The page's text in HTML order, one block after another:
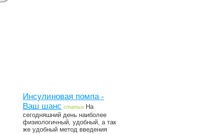
Инсулиновая помпа -
Ваш шанс статья На
сегодняшний день наиболее
физиологичный, удобный, а так
же удобный метод введения